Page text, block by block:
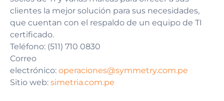
clientes la mejor solución para sus necesidades,
que cuentan con el respaldo de un equipo de TI
certificado.
Teléfono: (511) 710 0830
Correo
electrónico: operaciones@symmetry.com.pe
Sitio web: simetria.com.pe